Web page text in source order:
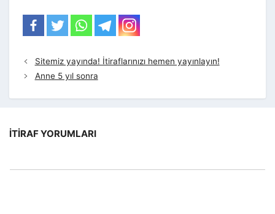
Sitemiz yayında! İtiraflarınızı hemen yayınlayın!
Anne 5 yıl sonra
İTIRAF YORUMLARI